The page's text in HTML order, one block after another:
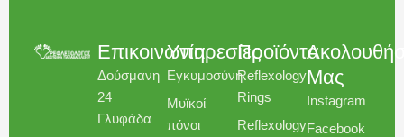
Επικοινωνία
Δούσμανη
24
Γλυφάδα
Υπηρεσίες
Εγκυμοσύνη​
Μυϊκοί
πόνοι
Προϊόντα
Reflexology
Rings
Reflexology
Μας
Instagram
Facebook